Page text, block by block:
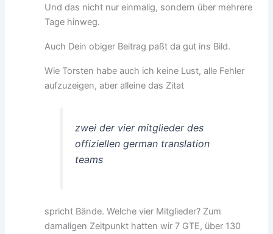
Und das nicht nur einmalig, sondern über mehrere
Tage hinweg.
Auch Dein obiger Beitrag paßt da gut ins Bild.
Wie Torsten habe auch ich keine Lust, alle Fehler
aufzuzeigen, aber alleine das Zitat
zwei der vier mitglieder des
offiziellen german translation
teams
spricht Bände. Welche vier Mitglieder? Zum
damaligen Zeitpunkt hatten wir 7 GTE, über 130